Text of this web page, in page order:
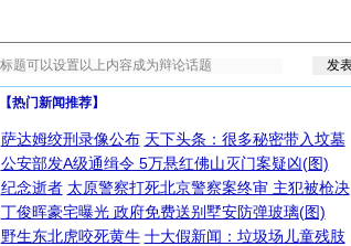
【热门新闻推荐】
萨达姆绞刑录像公布 天下头条：很多秘密带入坟墓
公安部发A级通缉令 5万悬红佛山灭门案疑凶(图)
纪念逝者 太原警察打死北京警察案终审 主犯被枪决
丁俊晖豪宅曝光 政府免费送别墅安防弹玻璃(图)
野生东北虎咬死黄牛 十大假新闻：垃圾场儿童残肢